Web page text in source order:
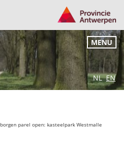
NL EN
MENU
parel open: kasteelpark Westmalle